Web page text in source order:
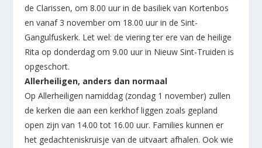
de Clarissen, om 8.00 uur in de basiliek van Kortenbos
en vanaf 3 november om 18.00 uur in de Sint-
Gangulfuskerk. Let wel: de viering ter ere van de heilige
Rita op donderdag om 9.00 uur in Nieuw Sint-Truiden is
opgeschort.
Allerheiligen, anders dan normaal
Op Allerheiligen namiddag (zondag 1 november) zullen
de kerken die aan een kerkhof liggen zoals gepland
open zijn van 14.00 tot 16.00 uur. Families kunnen er
het gedachteniskruisje van de uitvaart afhalen. Ook wie